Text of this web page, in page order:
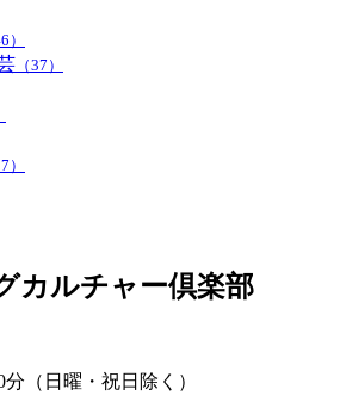
）
（37）
）
カルチャー倶楽部
（日曜・祝日除く）